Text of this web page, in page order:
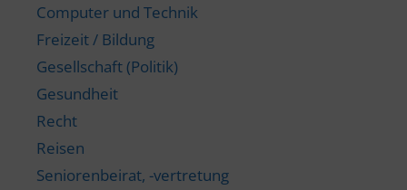
Computer und Technik
Freizeit / Bildung
Gesellschaft (Politik)
Gesundheit
Recht
Reisen
Seniorenbeirat, -vertretung